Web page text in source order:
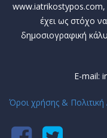
www.iatrikostypos.com,
έχει ως στόχο
δημοσιογραφική
E-mail:
Όροι χρήσης &